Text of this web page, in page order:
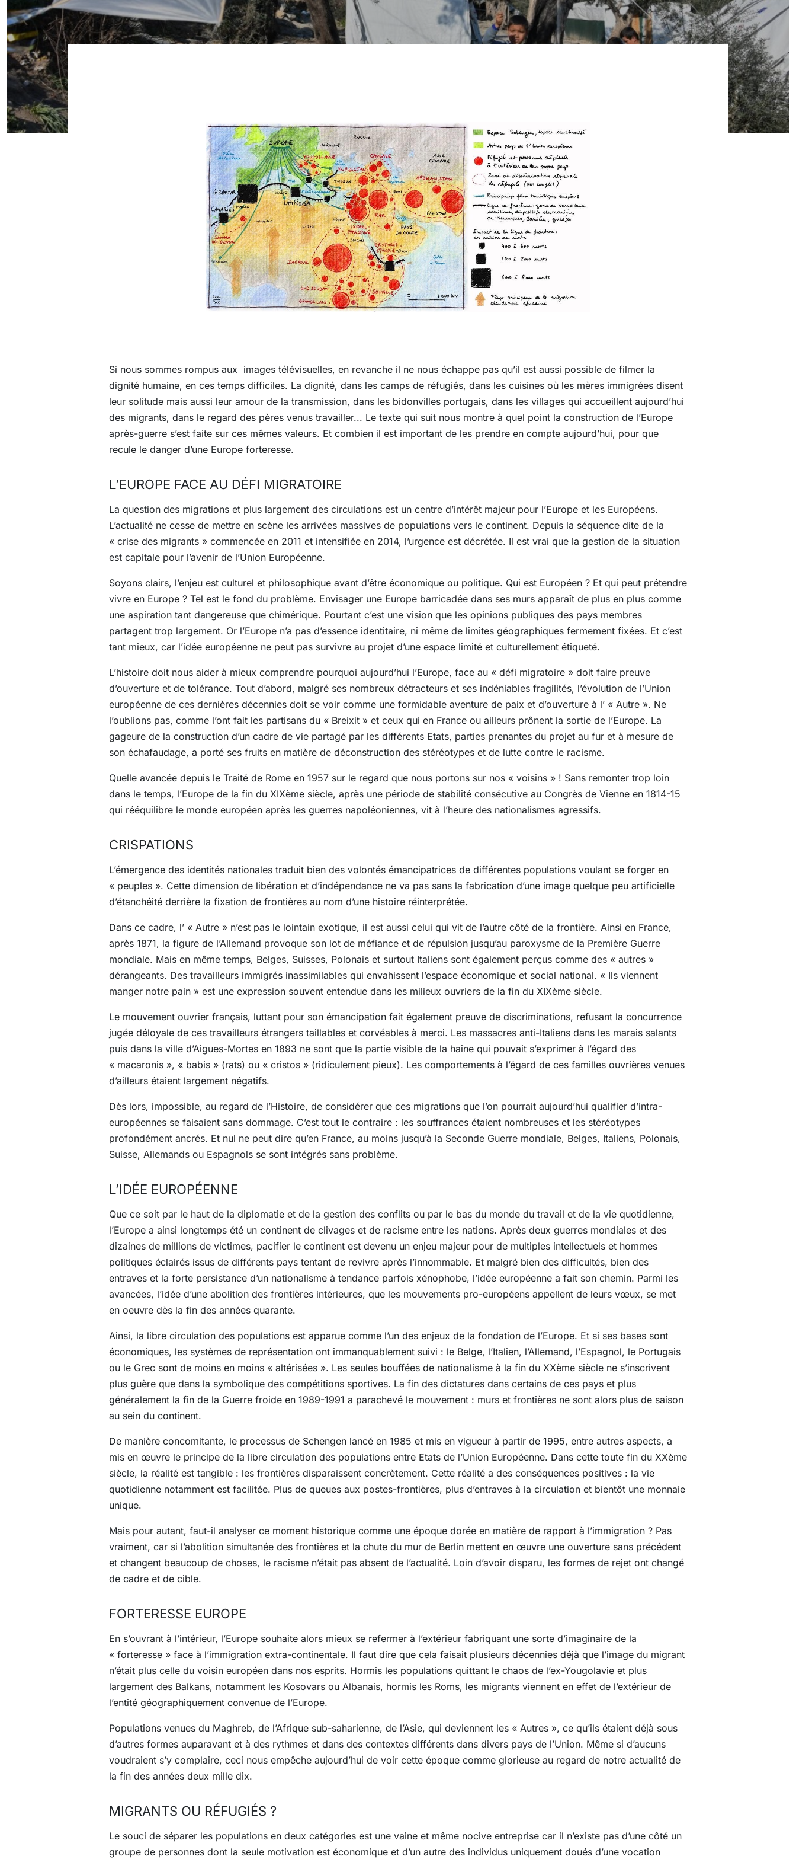
Si nous sommes rompus aux images télévisuelles, en revanche il ne nous échappe pas qu’il est aussi possible de filmer la
dignité humaine, en ces temps difficiles. La dignité, dans les camps de réfugiés, dans les cuisines où les mères immigrées disent
leur solitude mais aussi leur amour de la transmission, dans les bidonvilles portugais, dans les villages qui accueillent aujourd’hui
des migrants, dans le regard des pères venus travailler... Le texte qui suit nous montre à quel point la construction de l’Europe
après-guerre s’est faite sur ces mêmes valeurs. Et combien il est important de les prendre en compte aujourd’hui, pour que
recule le danger d’une Europe forteresse.
L’EUROPE FACE AU DÉFI MIGRATOIRE
La question des migrations et plus largement des circulations est un centre d’intérêt majeur pour l’Europe et les Européens.
L’actualité ne cesse de mettre en scène les arrivées massives de populations vers le continent. Depuis la séquence dite de la
« crise des migrants » commencée en 2011 et intensifiée en 2014, l’urgence est décrétée. Il est vrai que la gestion de la situation
est capitale pour l’avenir de l’Union Européenne.
Soyons clairs, l’enjeu est culturel et philosophique avant d’être économique ou politique. Qui est Européen ? Et qui peut prétendre
vivre en Europe ? Tel est le fond du problème. Envisager une Europe barricadée dans ses murs apparaît de plus en plus comme
une aspiration tant dangereuse que chimérique. Pourtant c’est une vision que les opinions publiques des pays membres
partagent trop largement. Or l’Europe n’a pas d’essence identitaire, ni même de limites géographiques fermement fixées. Et c’est
tant mieux, car l’idée européenne ne peut pas survivre au projet d’une espace limité et culturellement étiqueté.
L’histoire doit nous aider à mieux comprendre pourquoi aujourd’hui l’Europe, face au « défi migratoire » doit faire preuve
d’ouverture et de tolérance. Tout d’abord, malgré ses nombreux détracteurs et ses indéniables fragilités, l’évolution de l’Union
européenne de ces dernières décennies doit se voir comme une formidable aventure de paix et d’ouverture à l’ « Autre ». Ne
l’oublions pas, comme l’ont fait les partisans du « Breixit » et ceux qui en France ou ailleurs prônent la sortie de l’Europe. La
gageure de la construction d’un cadre de vie partagé par les différents Etats, parties prenantes du projet au fur et à mesure de
son échafaudage, a porté ses fruits en matière de déconstruction des stéréotypes et de lutte contre le racisme.
Quelle avancée depuis le Traité de Rome en 1957 sur le regard que nous portons sur nos « voisins » ! Sans remonter trop loin
dans le temps, l’Europe de la fin du XIXème siècle, après une période de stabilité consécutive au Congrès de Vienne en 1814-15
qui rééquilibre le monde européen après les guerres napoléoniennes, vit à l’heure des nationalismes agressifs.
CRISPATIONS
L’émergence des identités nationales traduit bien des volontés émancipatrices de différentes populations voulant se forger en
« peuples ». Cette dimension de libération et d’indépendance ne va pas sans la fabrication d’une image quelque peu artificielle
d’étanchéité derrière la fixation de frontières au nom d’une histoire réinterprétée.
Dans ce cadre, l’ « Autre » n’est pas le lointain exotique, il est aussi celui qui vit de l’autre côté de la frontière. Ainsi en France,
après 1871, la figure de l’Allemand provoque son lot de méfiance et de répulsion jusqu’au paroxysme de la Première Guerre
mondiale. Mais en même temps, Belges, Suisses, Polonais et surtout Italiens sont également perçus comme des « autres »
dérangeants. Des travailleurs immigrés inassimilables qui envahissent l’espace économique et social national. « Ils viennent
manger notre pain » est une expression souvent entendue dans les milieux ouvriers de la fin du XIXème siècle.
Le mouvement ouvrier français, luttant pour son émancipation fait également preuve de discriminations, refusant la concurrence
jugée déloyale de ces travailleurs étrangers taillables et corvéables à merci. Les massacres anti-Italiens dans les marais salants
puis dans la ville d’Aigues-Mortes en 1893 ne sont que la partie visible de la haine qui pouvait s’exprimer à l’égard des
« macaronis », « babis » (rats) ou « cristos » (ridiculement pieux). Les comportements à l’égard de ces familles ouvrières venues
d’ailleurs étaient largement négatifs.
Dès lors, impossible, au regard de l’Histoire, de considérer que ces migrations que l’on pourrait aujourd’hui qualifier d’intra-
européennes se faisaient sans dommage. C’est tout le contraire : les souffrances étaient nombreuses et les stéréotypes
profondément ancrés. Et nul ne peut dire qu’en France, au moins jusqu’à la Seconde Guerre mondiale, Belges, Italiens, Polonais,
Suisse, Allemands ou Espagnols se sont intégrés sans problème.
L’IDÉE EUROPÉENNE
Que ce soit par le haut de la diplomatie et de la gestion des conflits ou par le bas du monde du travail et de la vie quotidienne,
l’Europe a ainsi longtemps été un continent de clivages et de racisme entre les nations. Après deux guerres mondiales et des
dizaines de millions de victimes, pacifier le continent est devenu un enjeu majeur pour de multiples intellectuels et hommes
politiques éclairés issus de différents pays tentant de revivre après l’innommable. Et malgré bien des difficultés, bien des
entraves et la forte persistance d’un nationalisme à tendance parfois xénophobe, l’idée européenne a fait son chemin. Parmi les
avancées, l’idée d’une abolition des frontières intérieures, que les mouvements pro-européens appellent de leurs vœux, se met
en oeuvre dès la fin des années quarante.
Ainsi, la libre circulation des populations est apparue comme l’un des enjeux de la fondation de l’Europe. Et si ses bases sont
économiques, les systèmes de représentation ont immanquablement suivi : le Belge, l’Italien, l’Allemand, l’Espagnol, le Portugais
ou le Grec sont de moins en moins « altérisées ». Les seules bouffées de nationalisme à la fin du XXème siècle ne s’inscrivent
plus guère que dans la symbolique des compétitions sportives. La fin des dictatures dans certains de ces pays et plus
généralement la fin de la Guerre froide en 1989-1991 a parachevé le mouvement : murs et frontières ne sont alors plus de saison
au sein du continent.
De manière concomitante, le processus de Schengen lancé en 1985 et mis en vigueur à partir de 1995, entre autres aspects, a
mis en œuvre le principe de la libre circulation des populations entre Etats de l’Union Européenne. Dans cette toute fin du XXème
siècle, la réalité est tangible : les frontières disparaissent concrètement. Cette réalité a des conséquences positives : la vie
quotidienne notamment est facilitée. Plus de queues aux postes-frontières, plus d’entraves à la circulation et bientôt une monnaie
unique.
Mais pour autant, faut-il analyser ce moment historique comme une époque dorée en matière de rapport à l’immigration ? Pas
vraiment, car si l’abolition simultanée des frontières et la chute du mur de Berlin mettent en œuvre une ouverture sans précédent
et changent beaucoup de choses, le racisme n’était pas absent de l’actualité. Loin d’avoir disparu, les formes de rejet ont changé
de cadre et de cible.
FORTERESSE EUROPE
En s’ouvrant à l’intérieur, l’Europe souhaite alors mieux se refermer à l’extérieur fabriquant une sorte d’imaginaire de la
« forteresse » face à l’immigration extra-continentale. Il faut dire que cela faisait plusieurs décennies déjà que l’image du migrant
n’était plus celle du voisin européen dans nos esprits. Hormis les populations quittant le chaos de l’ex-Yougolavie et plus
largement des Balkans, notamment les Kosovars ou Albanais, hormis les Roms, les migrants viennent en effet de l’extérieur de
l’entité géographiquement convenue de l’Europe.
Populations venues du Maghreb, de l’Afrique sub-saharienne, de l’Asie, qui deviennent les « Autres », ce qu’ils étaient déjà sous
d’autres formes auparavant et à des rythmes et dans des contextes différents dans divers pays de l’Union. Même si d’aucuns
voudraient s’y complaire, ceci nous empêche aujourd’hui de voir cette époque comme glorieuse au regard de notre actualité de
la fin des années deux mille dix.
MIGRANTS OU RÉFUGIÉS ?
Le souci de séparer les populations en deux catégories est une vaine et même nocive entreprise car il n’existe pas d’une côté un
groupe de personnes dont la seule motivation est économique et d’un autre des individus uniquement doués d’une vocation